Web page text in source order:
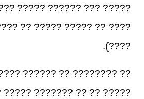
????? ??? ?? ??????
????? ?? ???? ????? ??
????).
?? ?????? ????? ?? ??????
??????? ????? ??? ??????